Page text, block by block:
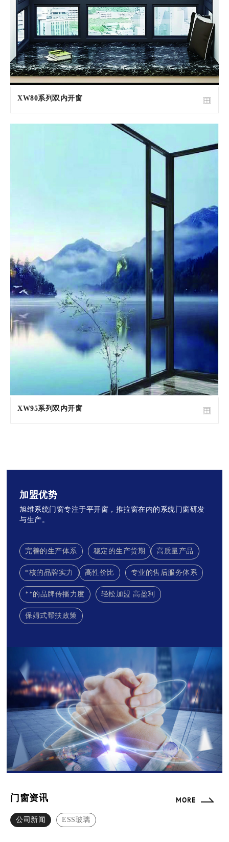
XW80系列双内开窗
XW95系列双内开窗
加盟优势
旭维系统门窗专注于平开窗，推拉窗在内的系统门窗研发
与生产。
完善的生产体系 稳定的生产货期 高质量产品
*核的品牌实力 高性价比 专业的售后服务体系
**的品牌传播力度 轻松加盟 高盈利
保姆式帮扶政策
门窗资讯 MORE
公司新闻 ESS玻璃